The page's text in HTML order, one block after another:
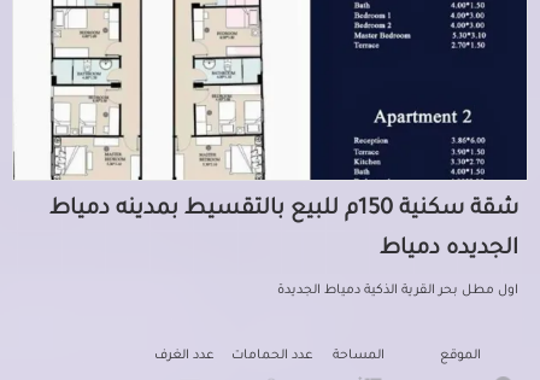
شقة سكنية 150م للبيع بالتقسيط بمدينه دمياط
الجديده دمياط
اول مطل بحر القرية الذكية دمياط الجديدة
الموقع المساحة عدد الحمامات عدد الغرف